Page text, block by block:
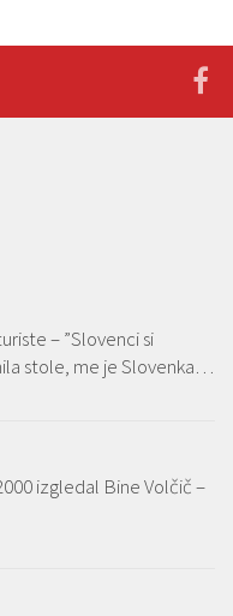
– ”Slovenci si
stole, me je Slovenka…
izgledal Bine Volčič –